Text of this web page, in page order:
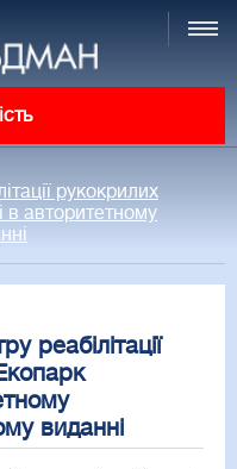
рукокрилих
в авторитетному
реабілітації
виданні